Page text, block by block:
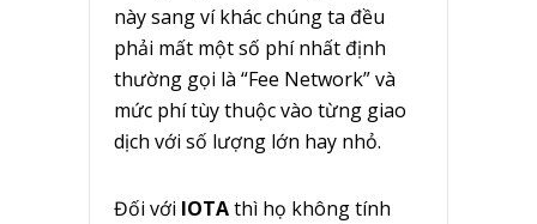
này sang ví khác chúng ta đều
phải mất một số phí nhất định
thường gọi là “Fee Network” và
mức phí tùy thuộc vào từng giao
dịch với số lượng lớn hay nhỏ.
Đối với IOTAthì họ không tính